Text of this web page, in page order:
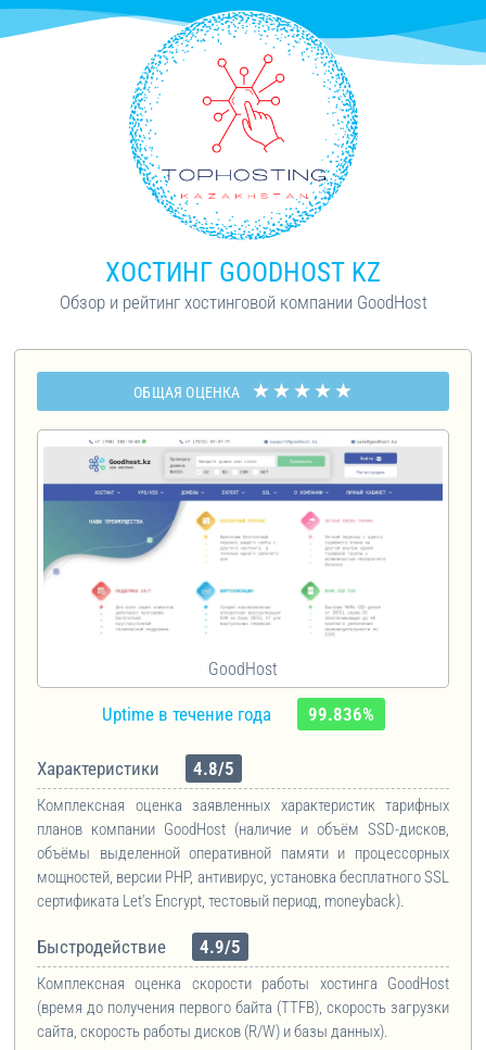
ХОСТИНГ GOODHOST KZ
Обзор и рейтинг хостинговой компании GoodHost
ОБЩАЯ ОЦЕНКА ★★★★★
GoodHost
Uptime в течение года 99.836%
Характеристики 4.8/5
Комплексная оценка заявленных характеристик тарифных
планов компании GoodHost (наличие и объём SSD-дисков,
объёмы выделенной оперативной памяти и процессорных
мощностей, версии PHP, антивирус, установка бесплатного SSL
сертификата Let’s Encrypt, тестовый период, moneyback).
Быстродействие 4.9/5
Комплексная оценка скорости работы хостинга GoodHost
(время до получения первого байта (TTFB), скорость загрузки
сайта, скорость работы дисков (R/W) и базы данных).